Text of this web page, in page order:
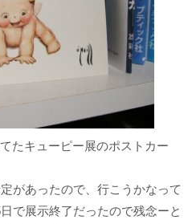
たキューピー展のポストカー
があったので、行こうかなって
で展示終了だったので残念ーと